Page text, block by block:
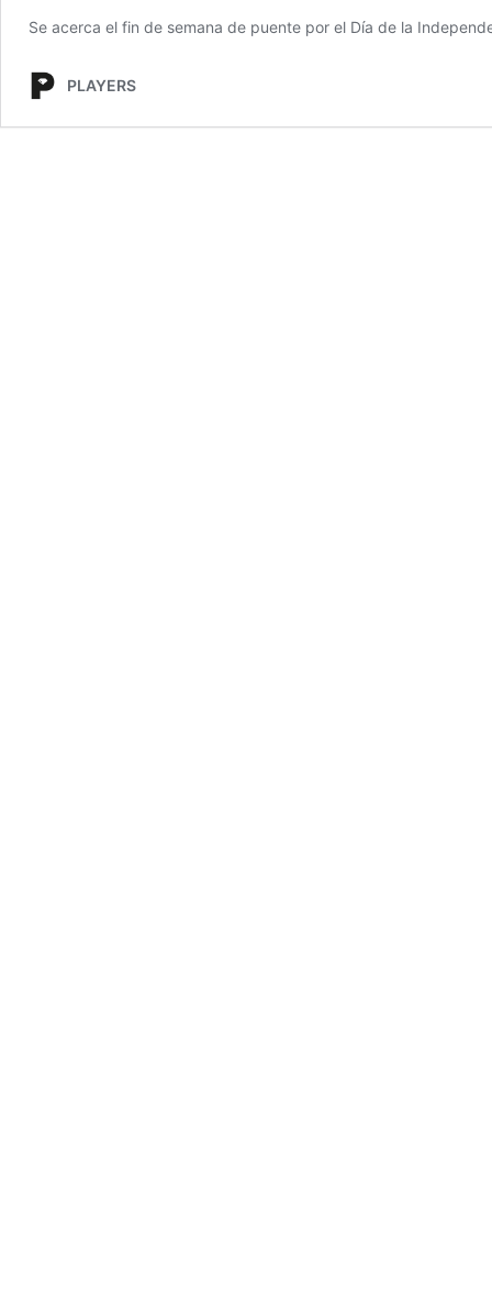
Se acerca el fin de semana de puente por el Día de la
PLAYERS